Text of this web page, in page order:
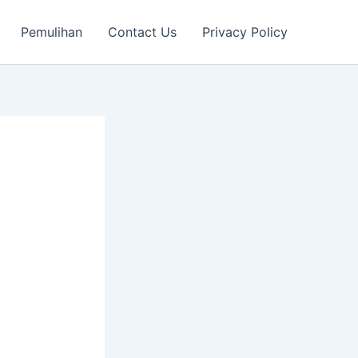
Pemulihan Contact Us Privacy Policy